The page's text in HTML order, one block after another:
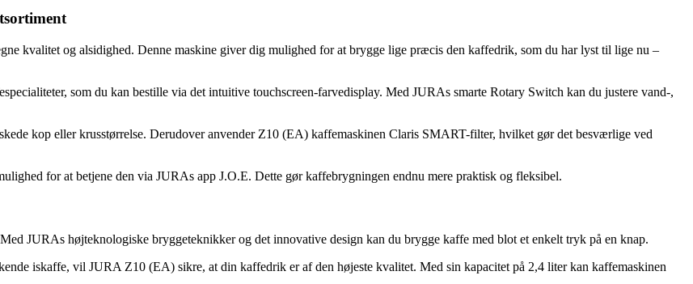
kvalitet og alsidighed. Denne maskine giver dig mulighed for at brygge lige præcis den kaffedrik, som du har lyst til lige nu –
som du kan bestille via det intuitive touchscreen-farvedisplay. Med JURAs smarte Rotary Switch kan du justere vand-,
kop eller krusstørrelse. Derudover anvender Z10 (EA) kaffemaskinen Claris SMART-filter, hvilket gør det besværlige ved
for at betjene den via JURAs app J.O.E. Dette gør kaffebrygningen endnu mere praktisk og fleksibel.
JURAs højteknologiske bryggeteknikker og det innovative design kan du brygge kaffe med blot et enkelt tryk på en knap.
iskaffe, vil JURA Z10 (EA) sikre, at din kaffedrik er af den højeste kvalitet. Med sin kapacitet på 2,4 liter kan kaffemaskinen